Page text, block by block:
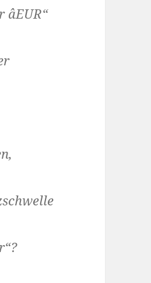
âEUR“